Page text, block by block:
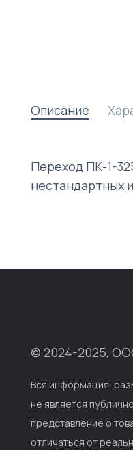
Описание
Переход ПК-1-
нестандартных
© 2024-2025,
Вся информация,
не является
представление о
отличаться от